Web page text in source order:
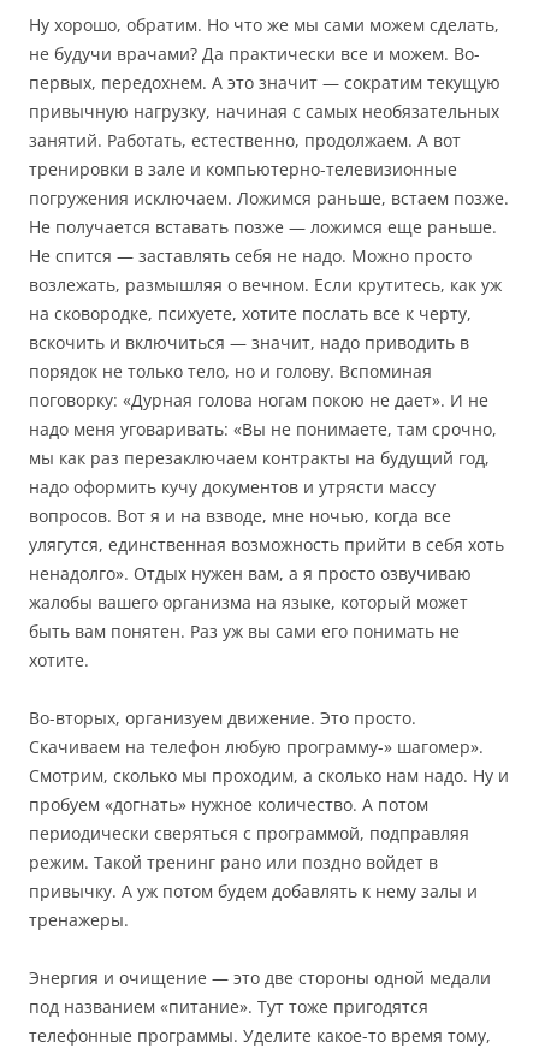
Ну хорошо, обратим. Но что же мы сами можем сделать,
не будучи врачами? Да практически все и можем. Во-
первых, передохнем. А это значит — сократим текущую
привычную нагрузку, начиная с самых необязательных
занятий. Работать, естественно, продолжаем. А вот
тренировки в зале и компьютерно-телевизионные
погружения исключаем. Ложимся раньше, встаем позже.
Не получается вставать позже — ложимся еще раньше.
Не спится — заставлять себя не надо. Можно просто
возлежать, размышляя о вечном. Если крутитесь, как уж
на сковородке, психуете, хотите послать все к черту,
вскочить и включиться — значит, надо приводить в
порядок не только тело, но и голову. Вспоминая
поговорку: «Дурная голова ногам покою не дает». И не
надо меня уговаривать: «Вы не понимаете, там срочно,
мы как раз перезаключаем контракты на будущий год,
надо оформить кучу документов и утрясти массу
вопросов. Вот я и на взводе, мне ночью, когда все
улягутся, единственная возможность прийти в себя хоть
ненадолго». Отдых нужен вам, а я просто озвучиваю
жалобы вашего организма на языке, который может
быть вам понятен. Раз уж вы сами его понимать не
хотите.
Во-вторых, организуем движение. Это просто.
Скачиваем на телефон любую программу-» шагомер».
Смотрим, сколько мы проходим, а сколько нам надо. Ну и
пробуем «догнать» нужное количество. А потом
периодически сверяться с программой, подправляя
режим. Такой тренинг рано или поздно войдет в
привычку. А уж потом будем добавлять к нему залы и
тренажеры.
Энергия и очищение — это две стороны одной медали
под названием «питание». Тут тоже пригодятся
телефонные программы. Уделите какое-то время тому,